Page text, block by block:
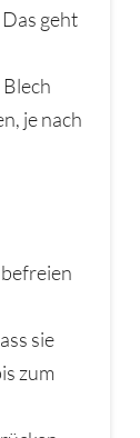
geht
je nach
sie
zum